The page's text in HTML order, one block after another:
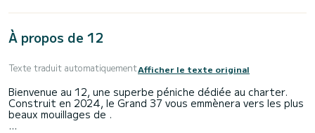
À propos de 12
Texte traduit automatiquementAfficher le texte original
Bienvenue au 12, une superbe péniche dédiée au charter.
Construit en 2024, le Grand 37 vous emmènera vers les plus
beaux mouillages de .